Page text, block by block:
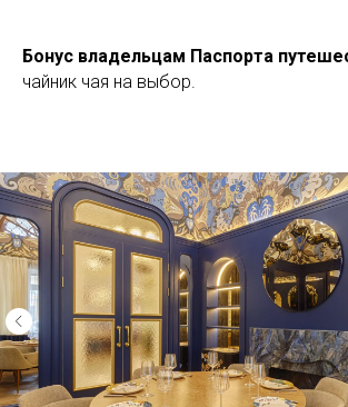
Бонус владельцам Паспорта
чайник чая на выбор.